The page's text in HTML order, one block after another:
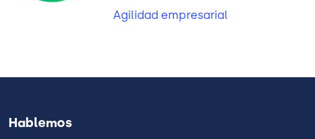
Agilidad empresarial
Hablemos